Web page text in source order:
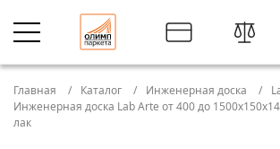
Главная Каталог Инженерная доска
Инженерная доска Lab Arte от 400 до
лак